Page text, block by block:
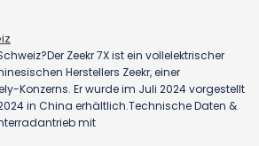
Zeekr 7X ist ein vollelektrischer
Herstellers Zeekr, einer
Konzerns. Er wurde im Juli 2024 vorgestellt
in China erhältlich.Technische Daten &
mit